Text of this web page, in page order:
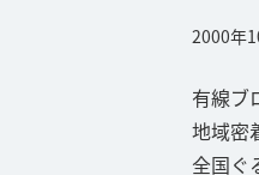
2000年
有線ブ
地域密
全国ぐ